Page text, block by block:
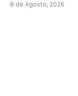
8 de Agosto, 2026